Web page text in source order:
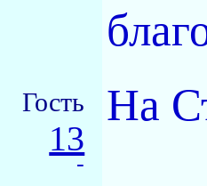
Гость
13
-
На